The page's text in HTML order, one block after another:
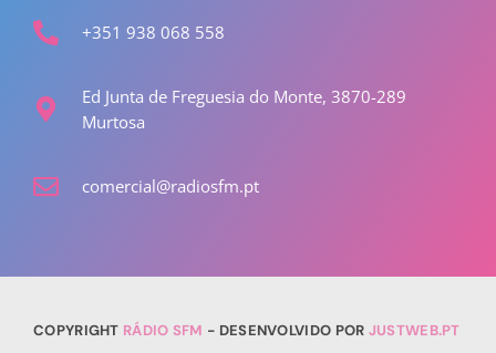
+351 938 068 558
Ed Junta de Freguesia do Monte, 3870-289
Murtosa
comercial@radiosfm.pt
COPYRIGHT RÁDIO SFM - DESENVOLVIDO POR JUSTWEB.PT